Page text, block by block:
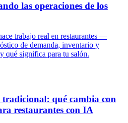
las operaciones de los
trabajo real en restaurantes —
de demanda, inventario y
qué significa para tu salón.
qué cambia con
restaurantes con IA